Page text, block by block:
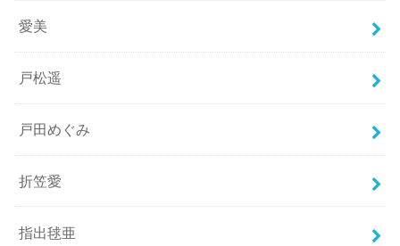
愛美
戸松遥
戸田めぐみ
折笠愛
指出毬亜